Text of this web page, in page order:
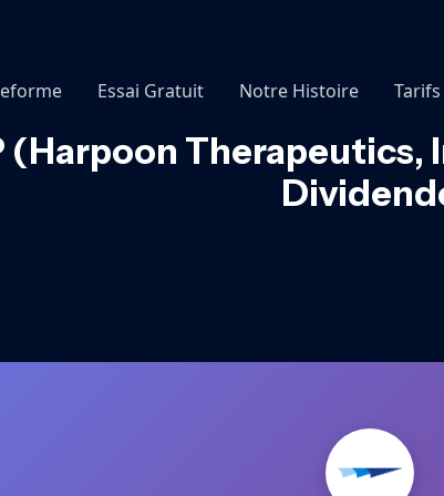
Essai Gratuit Notre Histoire Tarifs
(Harpoon Therapeutics,